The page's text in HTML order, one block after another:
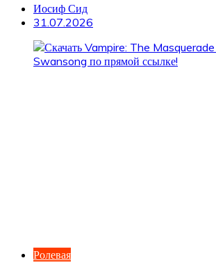
Иосиф Сид
31.07.2026
Ролевая